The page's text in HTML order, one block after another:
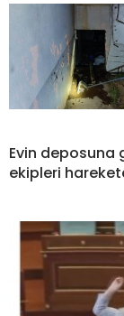
Evin deposuna
ekipleri